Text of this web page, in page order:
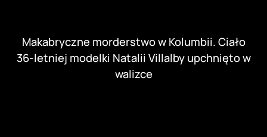
Makabryczne morderstwo w Kolumbii. Ciało
36-letniej modelki Natalii Villalby upchnięto w
walizce